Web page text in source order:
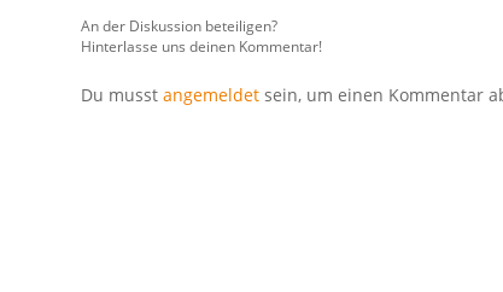
An der Diskussion beteiligen?
Hinterlasse uns deinen Kommentar!
Du musst angemeldet sein, um einen Kommentar